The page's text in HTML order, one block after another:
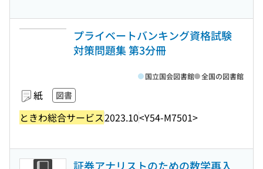
プライベートバンキング資格試験
対策問題集 第3分冊
紙 図書
ときわ総合サービス2023.10<Y54-M7501>
国立国会図書館 全国の図書館
証券アナリストのための数学再入